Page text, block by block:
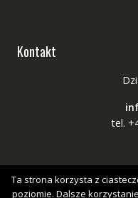
Kontakt
tel.
Ta strona korzysta z
poziomie. Dalsze